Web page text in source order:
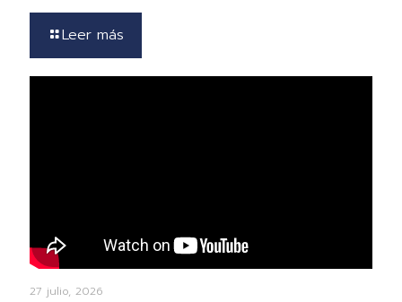
Leer más
27 julio, 2026